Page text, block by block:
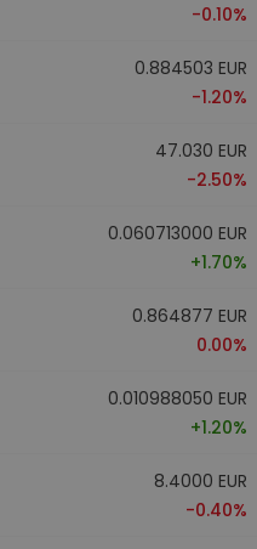
-0.10%
0.884503 EUR
-1.20%
47.030 EUR
-2.50%
0.060713000 EUR
+1.70%
0.864877 EUR
0.00%
0.010988050 EUR
+1.20%
8.4000 EUR
-0.40%